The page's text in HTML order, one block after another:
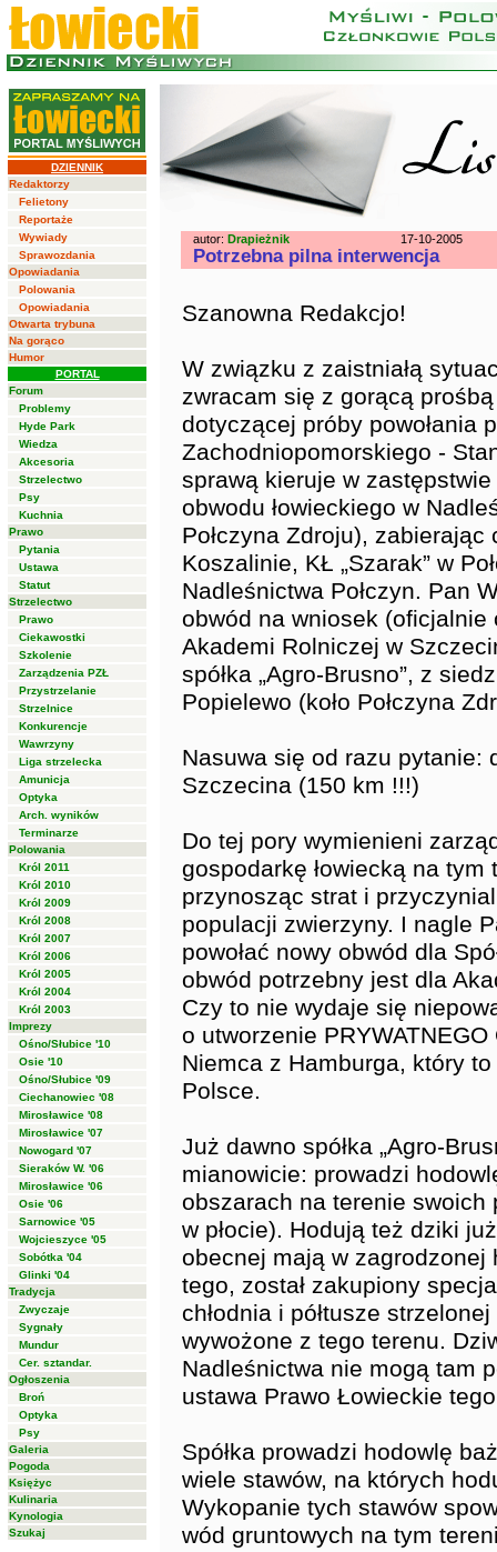
DZIENNIK
Redaktorzy
Felietony
Reportaże
Wywiady
Sprawozdania
Opowiadania
Polowania
Opowiadania
Otwarta trybuna
Na gorąco
Humor
PORTAL
Forum
Problemy
Hyde Park
Wiedza
Akcesoria
Strzelectwo
Psy
Kuchnia
Prawo
Pytania
Ustawa
Statut
Strzelectwo
Prawo
Ciekawostki
Szkolenie
Zarządzenia PZŁ
Przystrzelanie
Strzelnice
Konkurencje
Wawrzyny
Liga strzelecka
Amunicja
Optyka
Arch. wyników
Terminarze
Polowania
Król 2011
Król 2010
Król 2009
Król 2008
Król 2007
Król 2006
Król 2005
Król 2004
Król 2003
Imprezy
Ośno/Słubice '10
Osie '10
Ośno/Słubice '09
Ciechanowiec '08
Mirosławice '08
Mirosławice '07
Nowogard '07
Sieraków W. '06
Mirosławice '06
Osie '06
Sarnowice '05
Wojcieszyce '05
Sobótka '04
Glinki '04
Tradycja
Zwyczaje
Sygnały
Mundur
Cer. sztandar.
Ogłoszenia
Broń
Optyka
Psy
Galeria
Pogoda
Księżyc
Kulinaria
Kynologia
Szukaj
autor: Drapieżnik 17-10-2005
Potrzebna pilna interwencja
Szanowna Redakcjo!
W związku z zaistniałą
zwracam się z gorącą
dotyczącej próby powołania
Zachodniopomorskiego -
sprawą kieruje w
obwodu łowieckiego w
Połczyna Zdroju), zabierając
Koszalinie, KŁ „Szarak” w
Nadleśnictwa Połczyn. Pan
obwód na wniosek
Akademi Rolniczej w
spółka „Agro-Brusno”, z
Popielewo (koło Połczyna
Nasuwa się od razu pytanie:
Szczecina (150 km !!!)
Do tej pory wymienieni
gospodarkę łowiecką na
przynosząc strat i
populacji zwierzyny. I nagle
powołać nowy obwód dla
obwód potrzebny jest dla
Czy to nie wydaje się
o utworzenie
Niemca z Hamburga, który
Polsce.
Już dawno spółka „Agro-
mianowicie: prowadzi
obszarach na terenie swoich
w płocie). Hodują też dziki
obecnej mają w zagrodzonej
tego, został zakupiony
chłodnia i półtusze
wywożone z tego terenu.
Nadleśnictwa nie mogą tam
ustawa Prawo Łowieckie
Spółka prowadzi hodowlę
wiele stawów, na których
Wykopanie tych stawów
wód gruntowych na tym